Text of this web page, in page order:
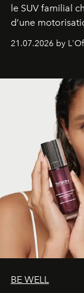
le SUV familial
d’une
gagné en
21.07.2026 by
BE WELL